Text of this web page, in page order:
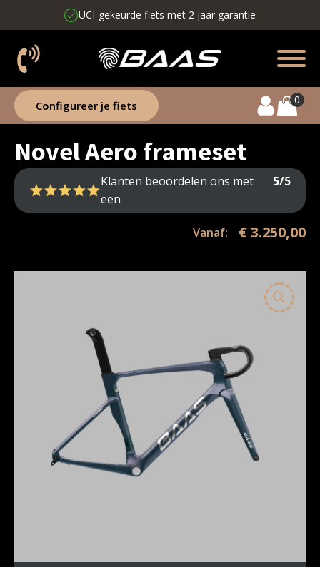
Jouw fiets geleverd in 4 weken
Configureer je fiets
Novel Aero frameset
Klanten beoordelen ons met
een
5/5
Vanaf: €3.250,00